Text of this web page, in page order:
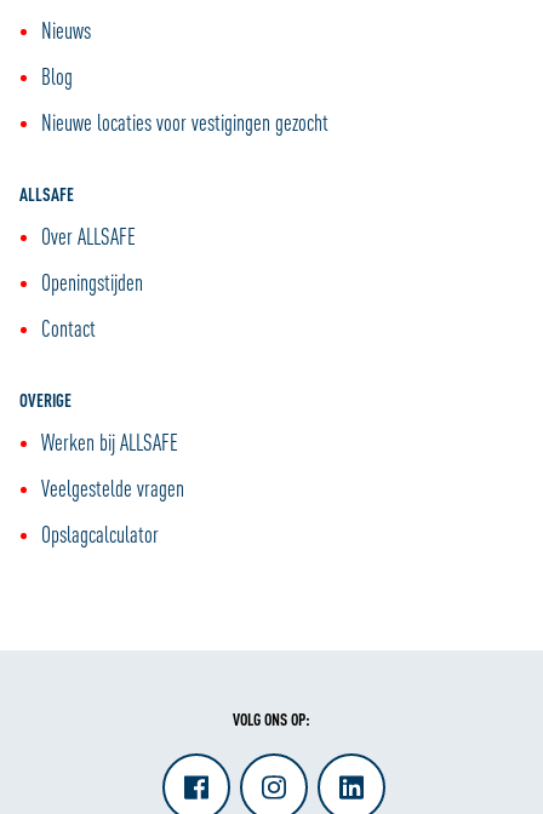
Nieuws
Blog
Nieuwe locaties voor vestigingen gezocht
ALLSAFE
Over ALLSAFE
Openingstijden
Contact
OVERIGE
Werken bij ALLSAFE
Veelgestelde vragen
Opslagcalculator
VOLG ONS OP: